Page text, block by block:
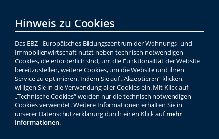
Hinweis zu Cookies
Das EBZ - Europäisches Bildungszentrum der Wohnungs- und
Immobilienwirtschaft nutzt neben technisch notwendigen
Cookies, die erforderlich sind, um die Funktionalität der Website
bereitzustellen, weitere Cookies, um die Website und ihren
Service zu optimieren. Indem Sie auf „Akzeptieren“ klicken,
willigen Sie in die Verwendung aller Cookies ein. Mit Klick auf
„Technische Cookies“ werden nur die technisch notwendigen
Cookies verwendet. Weitere Informationen erhalten Sie in
unserer Datenschutzerklärung durch einen Klick aufmehr
Informationen.